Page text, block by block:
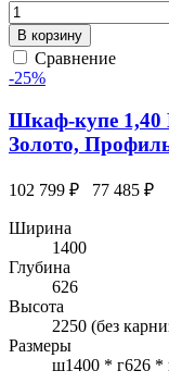
В корзину
Сравнение
-25%
Шкаф-купе 1,40
Золото,
102 799 ₽ 77 485 ₽
Ширина
1400
Глубина
626
Высота
2250 (без
Размеры
ш1400 * г626 *